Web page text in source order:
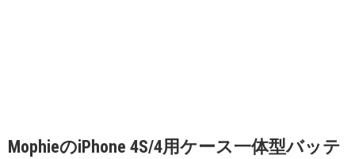
MophieのiPhone 4S/4用ケース一体型バッテ